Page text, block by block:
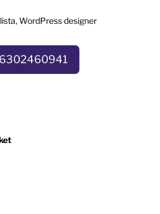
WordPress designer